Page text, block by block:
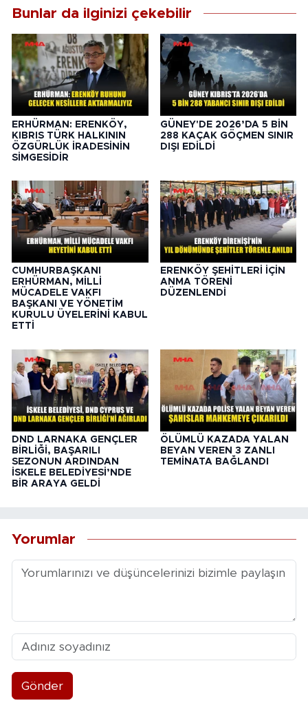
Bunlar da ilginizi çekebilir
ERHÜRMAN: ERENKÖY,
KIBRIS TÜRK HALKININ
ÖZGÜRLÜK İRADESİNİN
SİMGESİDİR
GÜNEY'DE 2026’DA 5 BİN
288 KAÇAK GÖÇMEN SINIR
DIŞI EDİLDİ
CUMHURBAŞKANI
ERHÜRMAN, MİLLİ
MÜCADELE VAKFI
BAŞKANI VE YÖNETİM
KURULU ÜYELERİNİ KABUL
ETTİ
ERENKÖY ŞEHİTLERİ İÇİN
ANMA TÖRENİ
DÜZENLENDİ
DND LARNAKA GENÇLER
BİRLİĞİ, BAŞARILI
SEZONUN ARDINDAN
İSKELE BELEDİYESİ’NDE
BİR ARAYA GELDİ
ÖLÜMLÜ KAZADA YALAN
BEYAN VEREN 3 ZANLI
TEMİNATA BAĞLANDI
Yorumlar
Gönder